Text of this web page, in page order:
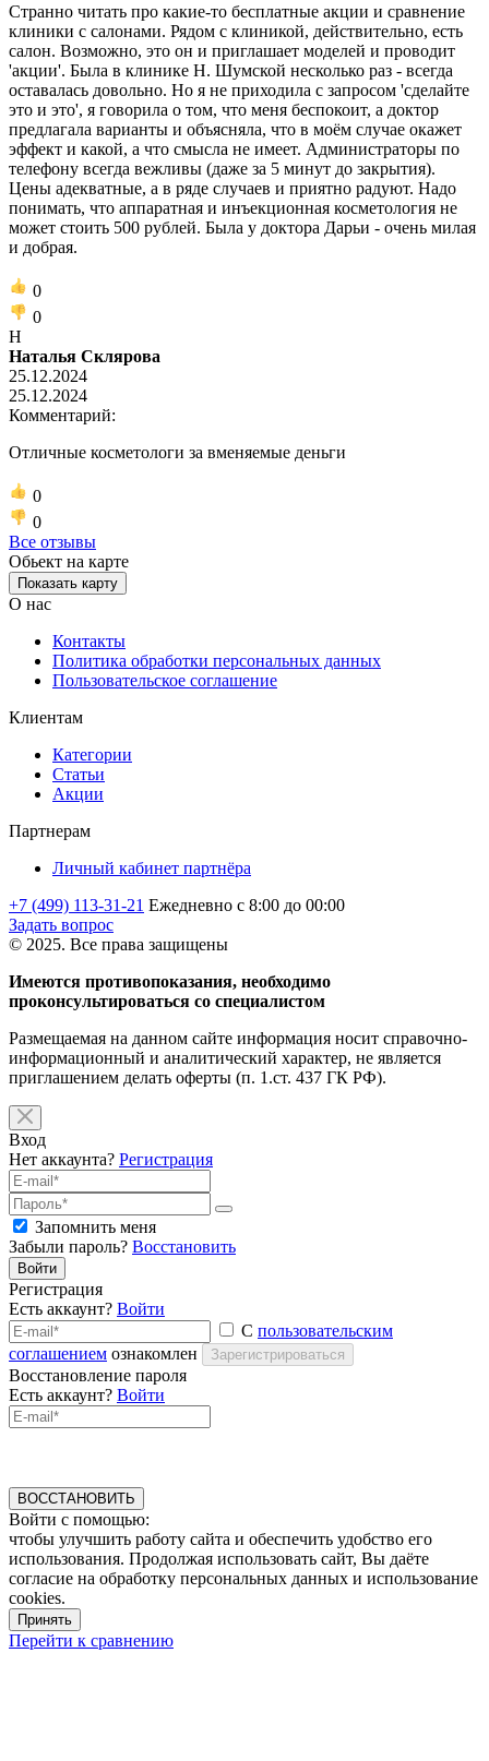
Странно читать про какие-то бесплатные акции и сравнение
клиники с салонами. Рядом с клиникой, действительно, есть
салон. Возможно, это он и приглашает моделей и проводит
'акции'. Была в клинике Н. Шумской несколько раз - всегда
оставалась довольно. Но я не приходила с запросом 'сделайте
это и это', я говорила о том, что меня беспокоит, а доктор
предлагала варианты и объясняла, что в моём случае окажет
эффект и какой, а что смысла не имеет. Администраторы по
телефону всегда вежливы (даже за 5 минут до закрытия).
Цены адекватные, а в ряде случаев и приятно радуют. Надо
понимать, что аппаратная и инъекционная косметология не
может стоить 500 рублей. Была у доктора Дарьи - очень милая
и добрая.
0
0
Н
Наталья Склярова
25.12.2024
25.12.2024
Комментарий:
Отличные косметологи за вменяемые деньги
0
0
Все отзывы
Обьект на карте
Показать карту
О нас
Контакты
Политика обработки персональных данных
Пользовательское соглашение
Клиентам
Категории
Статьи
Акции
Партнерам
Личный кабинет партнёра
+7 (499) 113-31-21 Ежедневно с 8:00 до 00:00
Задать вопрос
© 2025. Все права защищены
Имеются противопоказания, необходимо
проконсультироваться со специалистом
Размещаемая на данном сайте информация носит справочно-
информационный и аналитический характер, не является
приглашением делать оферты (п. 1.ст. 437 ГК РФ).
Вход
Нет аккаунта? Регистрация
Запомнить меня
Забыли пароль? Восстановить
Войти
Регистрация
Есть аккаунт? Войти
С пользовательским
соглашением ознакомлен Зарегистрироваться
Восстановление пароля
Есть аккаунт? Войти
ВОССТАНОВИТЬ
Войти с помощью:
чтобы улучшить работу сайта и обеспечить удобство его
использования. Продолжая использовать сайт, Вы даёте
согласие на обработку персональных данных и использование
cookies.
Принять
Перейти к сравнению